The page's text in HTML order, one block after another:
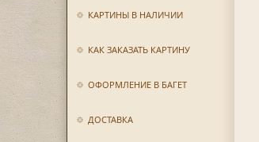
КАРТИНЫ В НАЛИЧИИ
КАК ЗАКАЗАТЬ КАРТИНУ
ОФОРМЛЕНИЕ В БАГЕТ
ДОСТАВКА